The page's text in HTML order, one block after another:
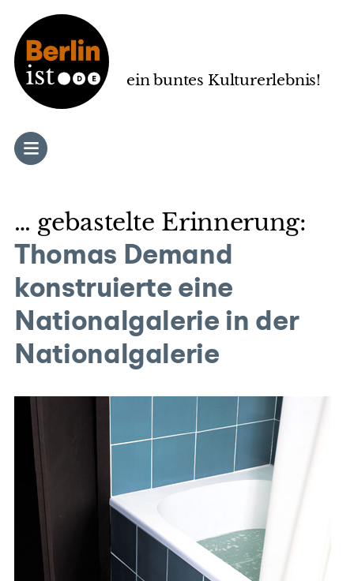
ein buntes Kulturerlebnis!
… gebastelte Erinnerung:
Thomas Demand
konstruierte eine
Nationalgalerie in der
Nationalgalerie